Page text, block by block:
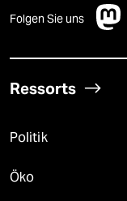
Folgen Sie uns
Ressorts
Politik
Öko